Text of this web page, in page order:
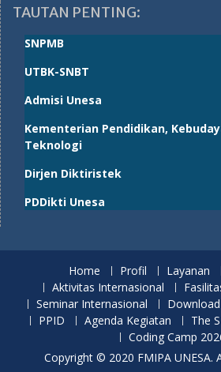
TAUTAN PENTING:
SNPMB
UTBK-SNBT
Admisi Unesa
Kementerian Pendidikan,
Teknologi
Dirjen Diktiristek
PDDikti Unesa
Home Profil Layanan
Aktivitas Internasional
Seminar Internasional
Download
PPID
Agenda Kegiatan
The
Coding Camp
Copyright © 2020 FMIPA UNESA.